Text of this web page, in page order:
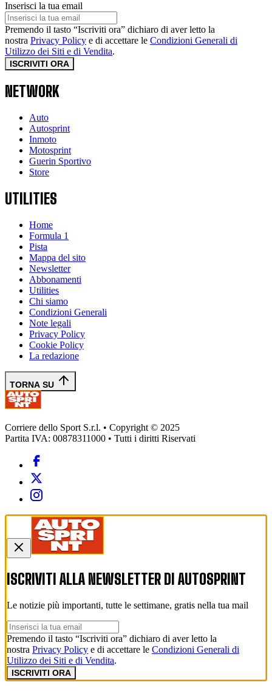
Inserisci la tua email
Premendo il tasto “Iscriviti ora” dichiaro di aver letto la
nostra Privacy Policy e di accettare le Condizioni Generali di
Utilizzo dei Siti e di Vendita.
ISCRIVITI ORA
NETWORK
Auto
Autosprint
Inmoto
Motosprint
Guerin Sportivo
Store
UTILITIES
Home
Formula 1
Pista
Mappa del sito
Newsletter
Abbonamenti
Utilities
Chi siamo
Condizioni Generali
Note legali
Privacy Policy
Cookie Policy
La redazione
TORNA SU
Corriere dello Sport S.r.l. • Copyright © 2025
Partita IVA: 00878311000 • Tutti i diritti Riservati
ISCRIVITI ALLA NEWSLETTER DI AUTOSPRINT
Le notizie più importanti, tutte le settimane, gratis nella tua mail
Premendo il tasto “Iscriviti ora” dichiaro di aver letto la
nostra Privacy Policy e di accettare le Condizioni Generali di
Utilizzo dei Siti e di Vendita.
ISCRIVITI ORA